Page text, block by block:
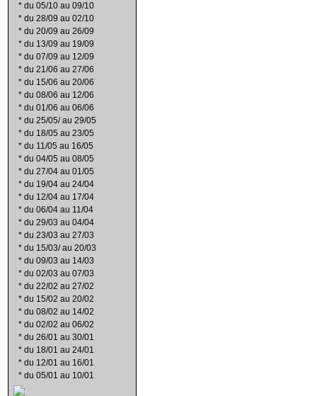
* du 05/10 au 09/10
* du 28/09 au 02/10
* du 20/09 au 26/09
* du 13/09 au 19/09
* du 07/09 au 12/09
* du 21/06 au 27/06
* du 15/06 au 20/06
* du 08/06 au 12/06
* du 01/06 au 06/06
* du 25/05/ au 29/05
* du 18/05 au 23/05
* du 11/05 au 16/05
* du 04/05 au 08/05
* du 27/04 au 01/05
* du 19/04 au 24/04
* du 12/04 au 17/04
* du 06/04 au 11/04
* du 29/03 au 04/04
* du 23/03 au 27/03
* du 15/03/ au 20/03
* du 09/03 au 14/03
* du 02/03 au 07/03
* du 22/02 au 27/02
* du 15/02 au 20/02
* du 08/02 au 14/02
* du 02/02 au 06/02
* du 26/01 au 30/01
* du 18/01 au 24/01
* du 12/01 au 16/01
* du 05/01 au 10/01